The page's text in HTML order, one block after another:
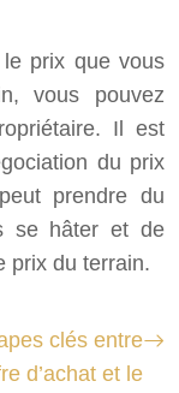
prix que vous
vous pouvez
Il est
du prix
prendre du
se hâter et de
prix du terrain.
clés entre
d’achat et le